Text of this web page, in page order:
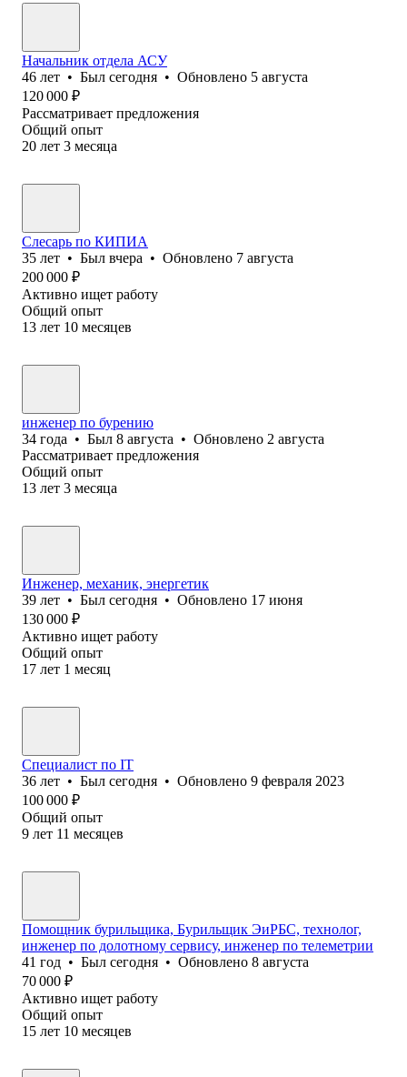
Начальник отдела АСУ
46 лет • Был сегодня • Обновлено 5 августа
120 000 ₽
Рассматривает предложения
Общий опыт
20 лет 3 месяца
Слесарь по КИПИА
35 лет • Был вчера • Обновлено 7 августа
200 000 ₽
Активно ищет работу
Общий опыт
13 лет 10 месяцев
инженер по бурению
34 года • Был 8 августа • Обновлено 2 августа
Рассматривает предложения
Общий опыт
13 лет 3 месяца
Инженер, механик, энергетик
39 лет • Был сегодня • Обновлено 17 июня
130 000 ₽
Активно ищет работу
Общий опыт
17 лет 1 месяц
Специалист по IT
36 лет • Был сегодня • Обновлено 9 февраля 2023
100 000 ₽
Общий опыт
9 лет 11 месяцев
Помощник бурильщика, Бурильщик ЭиРБС, технолог,
инженер по долотному сервису, инженер по телеметрии
41 год • Был сегодня • Обновлено 8 августа
70 000 ₽
Активно ищет работу
Общий опыт
15 лет 10 месяцев